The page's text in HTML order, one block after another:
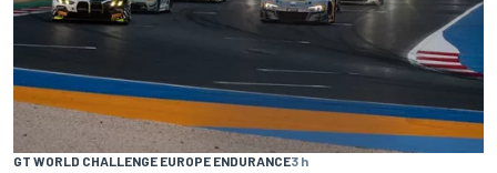
GT WORLD CHALLENGE EUROPE ENDURANCE3 h